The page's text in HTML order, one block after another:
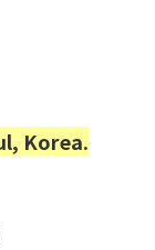
Korea.